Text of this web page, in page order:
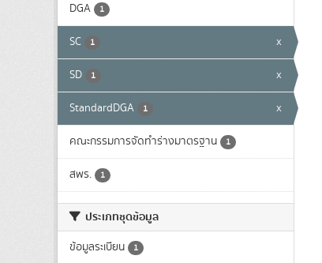
DGA 1
SC 1 x
SD 1 x
StandardDGA 1 x
คณะกรรมการจัดทำร่างมาตรฐาน 1
สพร. 1
ประเภทชุดข้อมูล
ข้อมูลระเบียน 1